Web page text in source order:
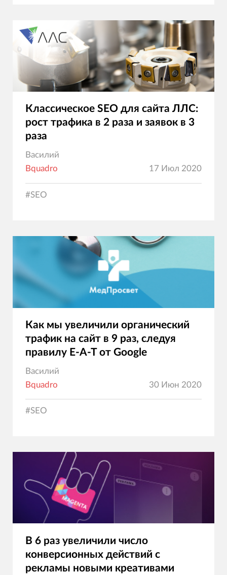
Классическое SEO для сайта ЛЛС:
рост трафика в 2 раза и заявок в 3
раза
Василий
Bquadro
17 Июл 2020
#SEO
Как мы увеличили органический
трафик на сайт в 9 раз, следуя
правилу E-A-T от Google
Василий
Bquadro
30 Июн 2020
#SEO
В 6 раз увеличили число
конверсионных действий с
рекламы новыми креативами